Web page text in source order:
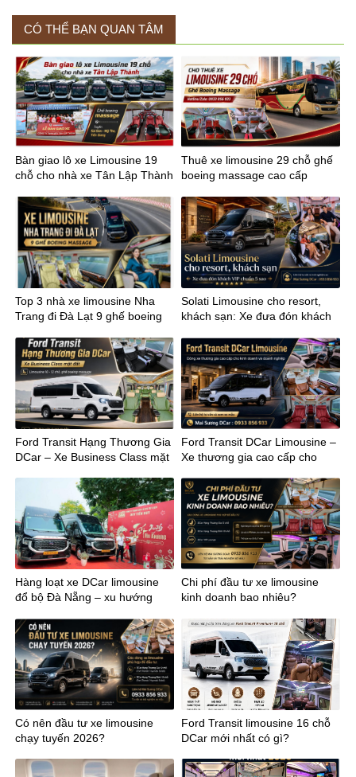
CÓ THỂ BẠN QUAN TÂM
Bàn giao lô xe Limousine 19
chỗ cho nhà xe Tân Lập Thành
Thuê xe limousine 29 chỗ ghế
boeing massage cao cấp
Top 3 nhà xe limousine Nha
Trang đi Đà Lạt 9 ghế boeing
Solati Limousine cho resort,
khách sạn: Xe đưa đón khách
Ford Transit Hạng Thương Gia
DCar – Xe Business Class mặt
Ford Transit DCar Limousine –
Xe thương gia cao cấp cho
Hàng loạt xe DCar limousine
đổ bộ Đà Nẵng – xu hướng
miền Trung
Chi phí đầu tư xe limousine
kinh doanh bao nhiêu?
Có nên đầu tư xe limousine
chạy tuyến 2026?
Ford Transit limousine 16 chỗ
DCar mới nhất có gì?